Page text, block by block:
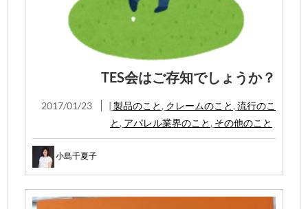
TES会はご存知でしょうか？
2017/01/23 製品のこと, クレームのこと,流行のこ
と, アパレル業界のこと, その他のこと
小島千夏子